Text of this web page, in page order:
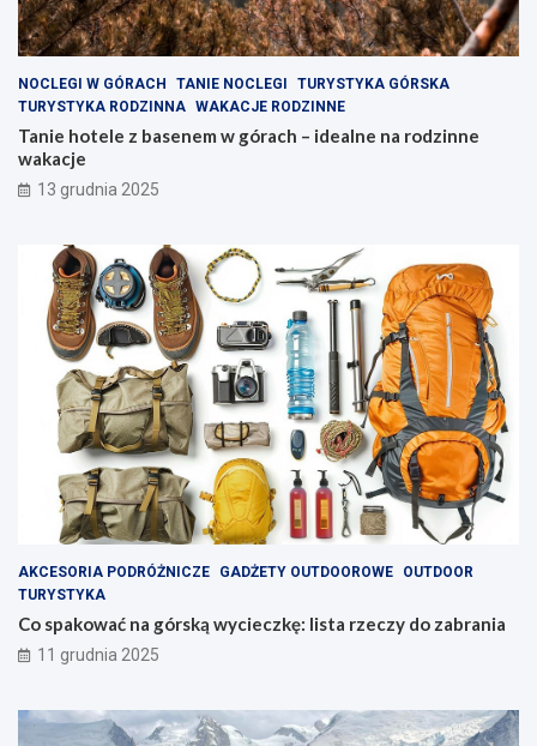
i
w
e
z
a
ą
t
k
d
z
i
n
n
w
a
k
NOCLEGI W GÓRACH TANIE NOCLEGI
TURYSTYKA GÓRSKA
TURYSTYKA RODZINNA WAKACJE RODZINNE
Tanie hotele z basenem w górach – idealne na rodzinne
wakacje
13 grudnia 2025
AKCESORIA PODRÓŻNICZE GADŻETY OUTDOOROWE
OUTDOOR
TURYSTYKA
Co spakować na górską wycieczkę: lista rzeczy do zabrania
11 grudnia 2025